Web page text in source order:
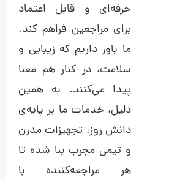
حرفه‌ای و قابل اعتماد
برای مراجعین فراهم کند.
ما باور داریم که زیبایی و
سلامت، در کنار هم معنا
پیدا می‌کنند. به همین
دلیل، خدمات ما بر پایه‌ی
دانش روز، تجهیزات مدرن
و تیمی مجرب بنا شده تا
هر مراجعه‌کننده با